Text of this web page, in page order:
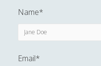
Francesco Margoni
Francesco Marigo
Name*
Email*